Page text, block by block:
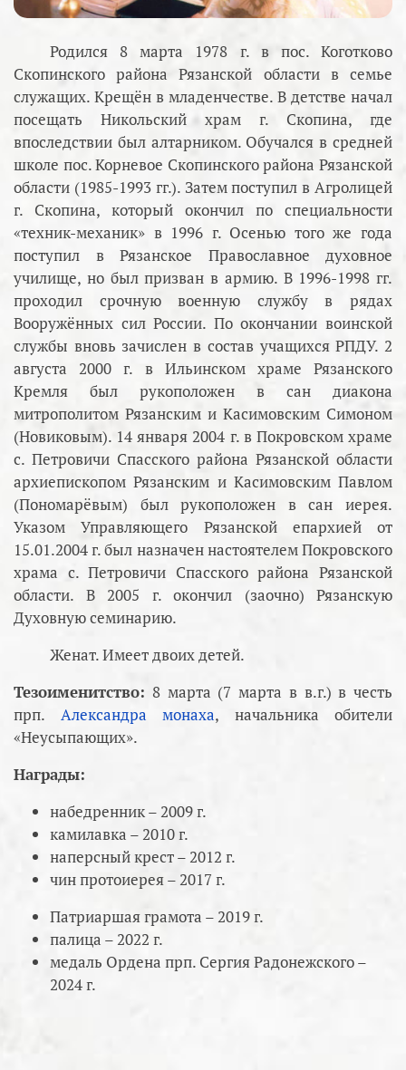
Родился 8 марта 1978 г. в пос. Коготково
Скопинского района Рязанской области в семье
служащих. Крещён в младенчестве. В детстве начал
посещать Никольский храм г. Скопина, где
впоследствии был алтарником. Обучался в средней
школе пос. Корневое Скопинского района Рязанской
области (1985-1993 гг.). Затем поступил в Агролицей
г. Скопина, который окончил по специальности
«техник-механик» в 1996 г. Осенью того же года
поступил в Рязанское Православное духовное
училище, но был призван в армию. В 1996-1998 гг.
проходил срочную военную службу в рядах
Вооружённых сил России. По окончании воинской
службы вновь зачислен в состав учащихся РПДУ. 2
августа 2000 г. в Ильинском храме Рязанского
Кремля был рукоположен в сан диакона
митрополитом Рязанским и Касимовским Симоном
(Новиковым). 14 января 2004 г. в Покровском храме
с. Петровичи Спасского района Рязанской области
архиепископом Рязанским и Касимовским Павлом
(Пономарёвым) был рукоположен в сан иерея.
Указом Управляющего Рязанской епархией от
15.01.2004 г. был назначен настоятелем Покровского
храма с. Петровичи Спасского района Рязанской
области. В 2005 г. окончил (заочно) Рязанскую
Духовную семинарию.
Женат. Имеет двоих детей.
Тезоименитство: 8 марта (7 марта в в.г.) в честь
прп. Александра монаха, начальника обители
«Неусыпающих».
Награды:
набедренник – 2009 г.
камилавка – 2010 г.
наперсный крест – 2012 г.
чин протоиерея – 2017 г.
Патриаршая грамота – 2019 г.
палица – 2022 г.
медаль Ордена прп. Сергия Радонежского –
2024 г.